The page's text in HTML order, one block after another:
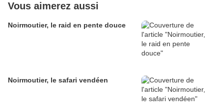
Vous aimerez aussi
Noirmoutier, le raid en pente douce
Noirmoutier, le safari vendéen